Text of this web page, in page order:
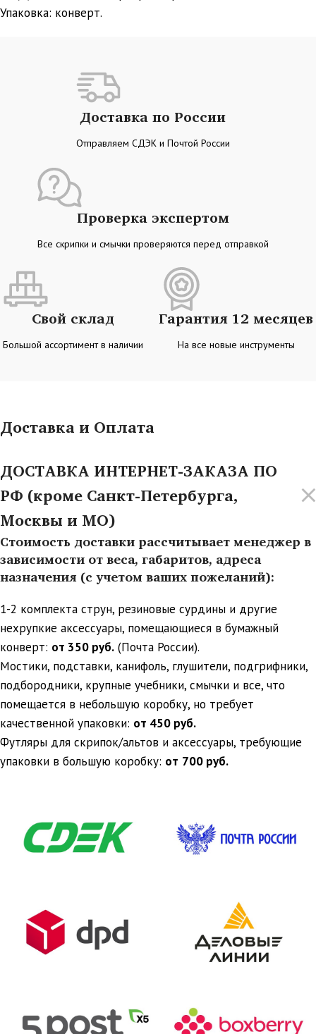
Упаковка: конверт.
Доставка по России
Отправляем СДЭК и Почтой России
Проверка экспертом
Все скрипки и смычки проверяются перед отправкой
Свой склад
Большой ассортимент в наличии
Гарантия 12 месяцев
На все новые инструменты
Доставка и Оплата
ДОСТАВКА ИНТЕРНЕТ-ЗАКАЗА ПО
РФ (кроме Санкт-Петербурга,
Москвы и МО)
Стоимость доставки рассчитывает менеджер в
зависимости от веса, габаритов, адреса
назначения (с учетом ваших пожеланий):
1-2 комплекта струн, резиновые сурдины и другие
нехрупкие аксессуары, помещающиеся в бумажный
конверт: от 350 руб. (Почта России).
Мостики, подставки, канифоль, глушители, подгрифники,
подбородники, крупные учебники, смычки и все, что
помещается в небольшую коробку, но требует
качественной упаковки: от 450 руб.
Футляры для скрипок/альтов и аксессуары, требующие
упаковки в большую коробку: от 700 руб.